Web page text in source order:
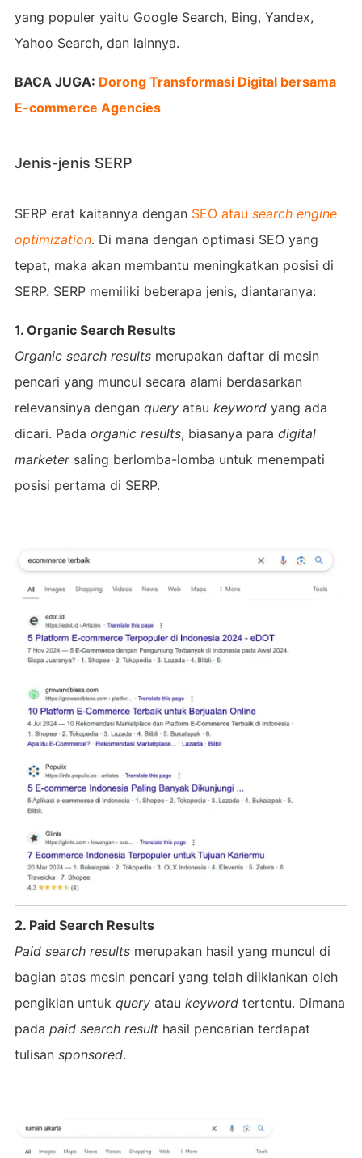
yang populer yaitu Google Search, Bing, Yandex,
Yahoo Search, dan lainnya.
BACA JUGA: Dorong Transformasi Digital bersama
E-commerce Agencies
Jenis-jenis SERP
SERP erat kaitannya dengan SEO atau search engine
optimization. Di mana dengan optimasi SEO yang
tepat, maka akan membantu meningkatkan posisi di
SERP. SERP memiliki beberapa jenis, diantaranya:
1. Organic Search Results
Organic search resultsmerupakan daftar di mesin
pencari yang muncul secara alami berdasarkan
relevansinya dengan queryatau keywordyang ada
dicari. Pada organic results, biasanya para digital
marketersaling berlomba-lomba untuk menempati
posisi pertama di SERP.
2. Paid Search Results
Paid search resultsmerupakan hasil yang muncul di
bagian atas mesin pencari yang telah diiklankan oleh
pengiklan untuk queryatau keywordtertentu. Dimana
pada paid search result hasil pencarian terdapat
tulisan sponsored.